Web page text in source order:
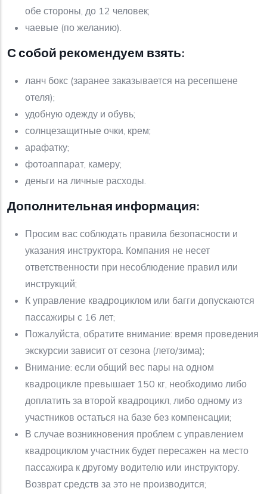
обе стороны, до 12 человек;
чаевые (по желанию).
С собой рекомендуем взять:
ланч бокс (заранее заказывается на ресепшене
отеля);
удобную одежду и обувь;
солнцезащитные очки, крем;
арафатку;
фотоаппарат, камеру;
деньги на личные расходы.
Дополнительная информация:
Просим вас соблюдать правила безопасности и
указания инструктора. Компания не несет
ответственности при несоблюдение правил или
инструкций;
К управление квадроциклом или багги допускаются
пассажиры с 16 лет;
Пожалуйста, обратите внимание: время проведения
экскурсии зависит от сезона (лето/зима);
Внимание: если общий вес пары на одном
квадроцикле превышает 150 кг, необходимо либо
доплатить за второй квадроцикл, либо одному из
участников остаться на базе без компенсации;
В случае возникновения проблем с управлением
квадроциклом участник будет пересажен на место
пассажира к другому водителю или инструктору.
Возврат средств за это не производится;